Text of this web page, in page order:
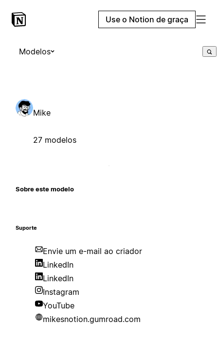
Use o Notion de graça
Modelos
Mike
27 modelos
Sobre este modelo
Suporte
Envie um e-mail ao criador
LinkedIn
LinkedIn
Instagram
YouTube
mikesnotion.gumroad.com